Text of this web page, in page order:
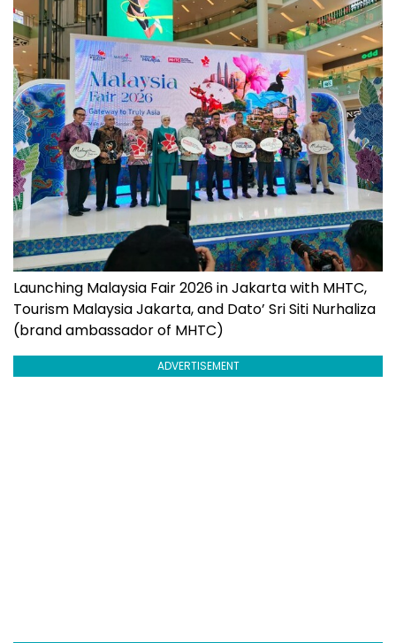
Launching Malaysia Fair 2026 in Jakarta with MHTC,
Tourism Malaysia Jakarta, and Dato’ Sri Siti Nurhaliza
(brand ambassador of MHTC)
ADVERTISEMENT